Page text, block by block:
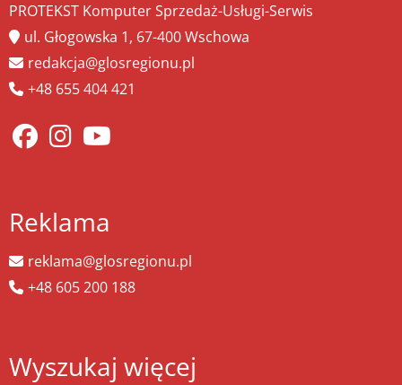
PROTEKST Komputer Sprzedaż-Usługi-Serwis
ul. Głogowska 1, 67-400 Wschowa
redakcja@glosregionu.pl
+48 655 404 421
Reklama
reklama@glosregionu.pl
+48 605 200 188
Wyszukaj więcej